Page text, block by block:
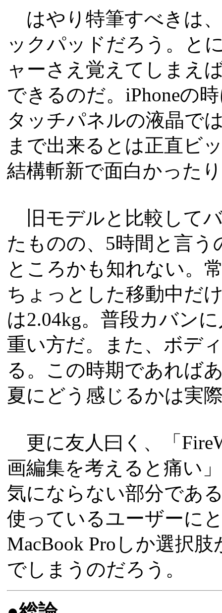
はやり特筆すべきは
ックパッドだろう。と
ャーさえ覚えてしまえ
できるのだ。iPhoneの
タッチパネルの液晶で
まで出来るとは正直ビ
結構斬新で面白かった
旧モデルと比較して
たものの、5時間と言
ところかも知れない。
ちょっとした移動中だ
は2.04kg。普段カバン
重い方だ。また、ボデ
る。この時期であれば
夏にどう感じるかは実
更に友人曰く、「
画編集を考えると痛い
気にならない部分であ
使っているユーザーに
MacBook Proしか選択
でしまうのだろう。